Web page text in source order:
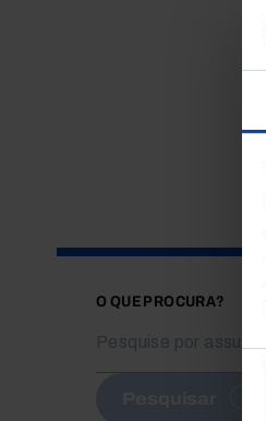
O QUE PROCURA?